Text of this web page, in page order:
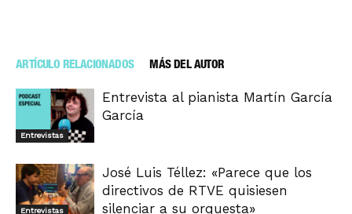
ARTÍCULO RELACIONADOS MÁS DEL AUTOR
Entrevistas
Entrevista al pianista Martín García
García
Entrevistas
José Luis Téllez: «Parece que los
directivos de RTVE quisiesen
silenciar a su orquesta»